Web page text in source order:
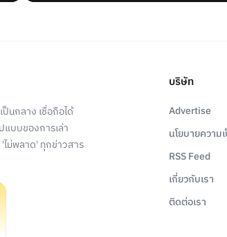
นกลาง เชื่อถือได้
แบบของการเล่า
'ไม่พลาด' ทุกข่าวสาร
บริษัท
Advertise
นโยบายความ
RSS Feed
เกี่ยวกับเรา
ติดต่อเรา